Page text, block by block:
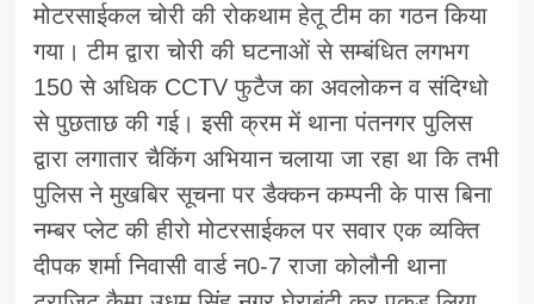
मोटरसाईकल चोरी की रोकथाम हेतू टीम का गठन किया
गया। टीम द्वारा चोरी की घटनाओं से सम्बंधित लगभग
150 से अधिक CCTV फुटैज का अवलोकन व संदिग्धो
से पुछताछ की गई। इसी क्रम में थाना पंतनगर पुलिस
द्वारा लगातार चैकिंग अभियान चलाया जा रहा था कि तभी
पुलिस ने मुखबिर सूचना पर डैक्कन कम्पनी के पास बिना
नम्बर प्लेट की हीरो मोटरसाईकल पर सवार एक व्यक्ति
दीपक शर्मा निवासी वार्ड न0-7 राजा कोलौनी थाना